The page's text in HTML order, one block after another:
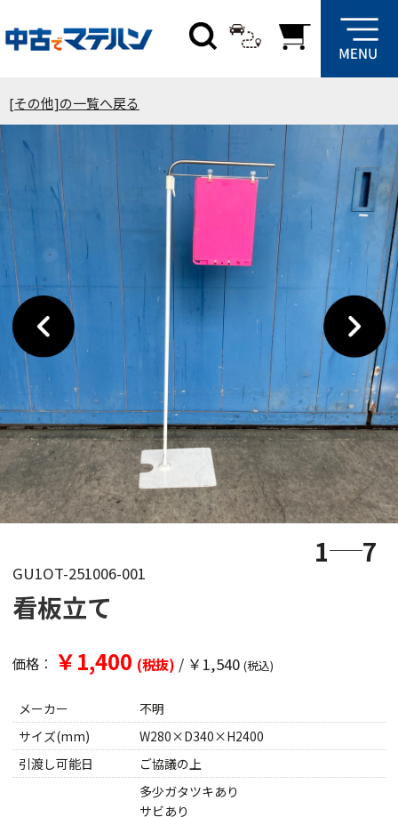
[その他]の一覧へ戻る
1 7
GU1OT-251006-001
看板立て
価格： ￥1,400 (税抜) / ￥1,540 (税込)
メーカー
不明
サイズ(mm)
W280×D340×H2400
引渡し可能日
ご協議の上
多少ガタツキあり
サビあり